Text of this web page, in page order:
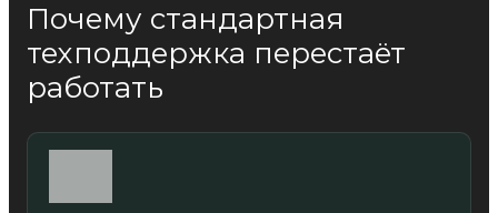
Почему стандартная
техподдержка перестаёт
работать